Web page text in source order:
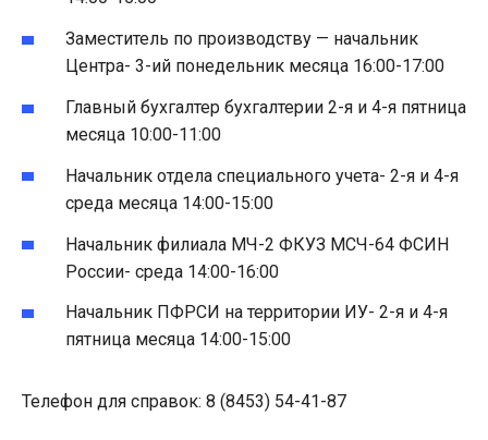
Заместитель по производству — начальник
Центра- 3-ий понедельник месяца 16:00-17:00
Главный бухгалтер бухгалтерии 2-я и 4-я пятница
месяца 10:00-11:00
Начальник отдела специального учета- 2-я и 4-я
среда месяца 14:00-15:00
Начальник филиала МЧ-2 ФКУЗ МСЧ-64 ФСИН
России- среда 14:00-16:00
Начальник ПФРСИ на территории ИУ- 2-я и 4-я
пятница месяца 14:00-15:00
Телефон для справок: 8 (8453) 54-41-87